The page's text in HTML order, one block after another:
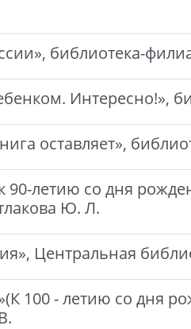
библиотека-
Интересно!»,
оставляет»,
90-летию со дня
Ю. Л.
Центральная
100 - летию со дня